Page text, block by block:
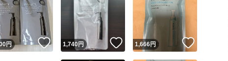
！円 いいね！
1,740円 いいね！
1,666円